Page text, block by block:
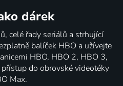
dárek
celé řady seriálů a strhující
balíček HBO a užívejte
HBO, HBO 2, HBO 3,
do obrovské videotéky
Max.